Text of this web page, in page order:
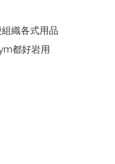
織各式用品
都好岩用